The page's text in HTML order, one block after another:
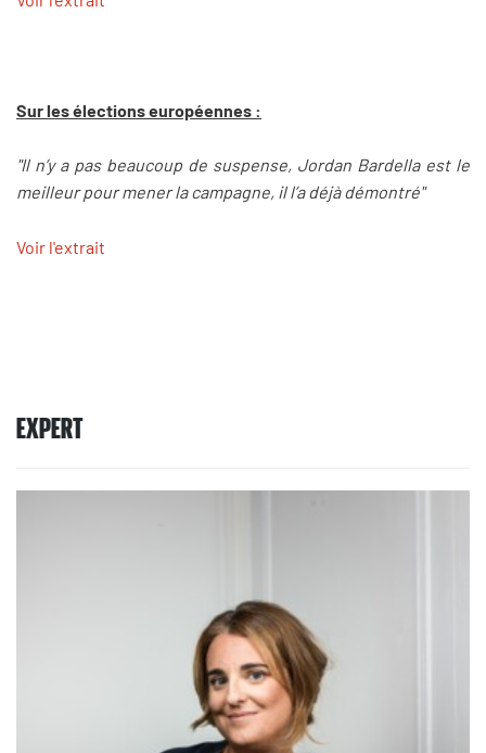
Sur les élections européennes :
"Il n’y a pas beaucoup de suspense, Jordan Bardella est le
meilleur pour mener la campagne, il l’a déjà démontré"
Voir l'extrait
EXPERT